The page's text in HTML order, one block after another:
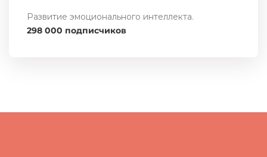
Развитие эмоционального интеллекта.
298 000 подписчиков